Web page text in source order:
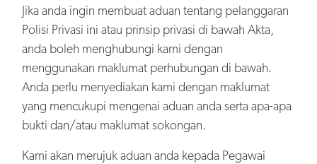
Jika anda ingin membuat aduan tentang pelanggaran
Polisi Privasi ini atau prinsip privasi di bawah Akta,
anda boleh menghubungi kami dengan
menggunakan maklumat perhubungan di bawah.
Anda perlu menyediakan kami dengan maklumat
yang mencukupi mengenai aduan anda serta apa-apa
bukti dan/atau maklumat sokongan.
Kami akan merujuk aduan anda kepada Pegawai